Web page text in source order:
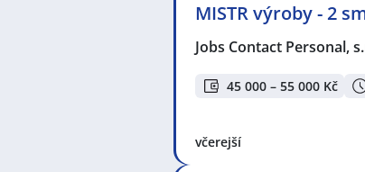
MISTR výroby - 2
Jobs Contact Personal,
45 000 – 55 000 Kč
včerejší